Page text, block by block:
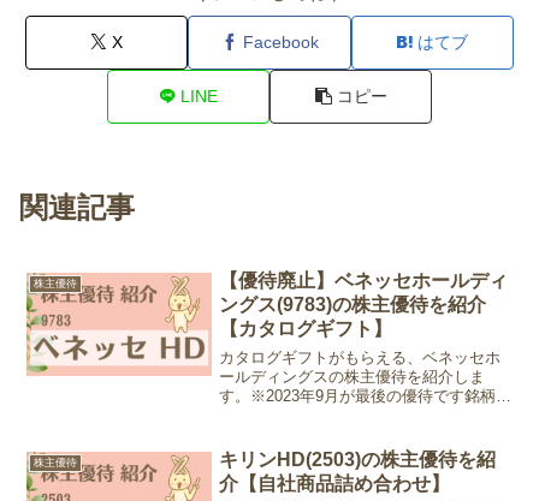
X Facebook はてブ
LINE コピー
関連記事
株主優待
【優待廃止】ベネッセホールディ
ングス(9783)の株主優待を紹介
【カタログギフト】
カタログギフトがもらえる、ベネッセホ
ールディングスの株主優待を紹介しま
す。※2023年9月が最後の優待です銘柄情
業株価：2,635円 (2023年12月13日現在...
株主優待
キリンHD(2503)の株主優待を紹
介【自社商品詰め合わせ】